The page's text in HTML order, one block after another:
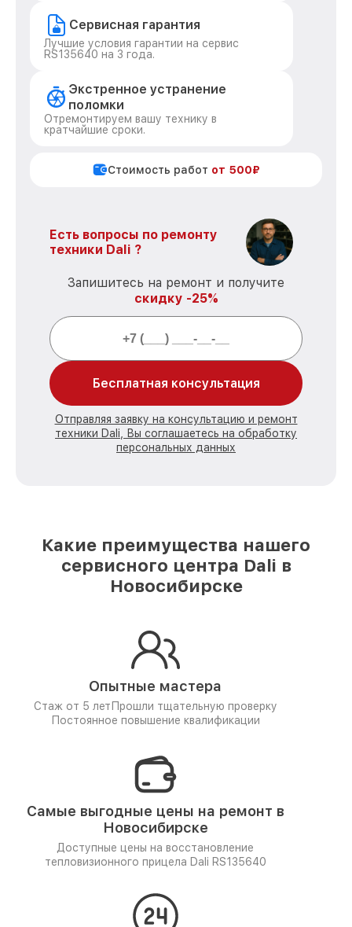
Сервисная гарантия
Лучшие условия гарантии на сервис
RS135640 на 3 года.
Экстренное устранение
поломки
Отремонтируем вашу технику в
кратчайшие сроки.
Стоимость работ от 500₽
Есть вопросы по ремонту
техники Dali ?
Запишитесь на ремонт и получите
скидку -25%
Бесплатная консультация
Отправляя заявку на консультацию и ремонт
техники Dali, Вы соглашаетесь на обработку
персональных данных
Какие преимущества нашего
сервисного центра Dali в
Новосибирске
Опытные мастера
Стаж от 5 лет Прошли тщательную проверку
Постоянное повышение квалификации
Самые выгодные цены на ремонт в
Новосибирске
Доступные цены на восстановление
тепловизионного прицела Dali RS135640